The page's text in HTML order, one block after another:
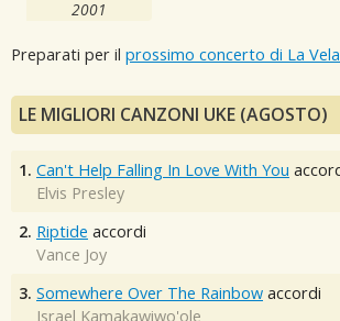
2001
Preparati per il prossimo concerto di La
LE MIGLIORI CANZONI UKE (AGOSTO)
1. Can't Help Falling In Love With You
Elvis Presley
2. Riptide accordi
Vance Joy
3. Somewhere Over The Rainbow accordi
Israel Kamakawiwo'ole